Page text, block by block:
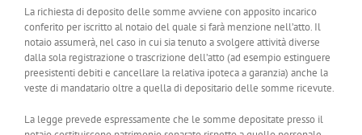
La richiesta di deposito delle somme avviene con apposito incarico
conferito per iscritto al notaio del quale si farà menzione nell’atto. Il
notaio assumerà, nel caso in cui sia tenuto a svolgere attività diverse
dalla sola registrazione o trascrizione dell’atto (ad esempio estinguere
preesistenti debiti e cancellare la relativa ipoteca a garanzia) anche la
veste di mandatario oltre a quella di depositario delle somme ricevute.
La legge prevede espressamente che le somme depositate presso il